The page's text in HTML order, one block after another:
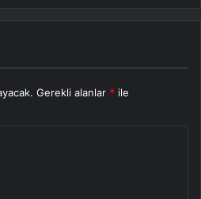
Gerekli alanlar * ile